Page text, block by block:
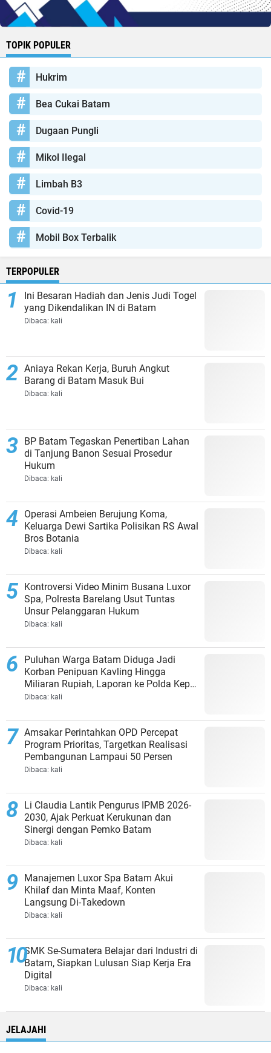
TOPIK POPULER
Hukrim
Bea Cukai Batam
Dugaan Pungli
Mikol Ilegal
Limbah B3
Covid-19
Mobil Box Terbalik
TERPOPULER
Ini Besaran Hadiah dan Jenis Judi Togel
yang Dikendalikan IN di Batam
Dibaca: kali
Aniaya Rekan Kerja, Buruh Angkut
Barang di Batam Masuk Bui
Dibaca: kali
BP Batam Tegaskan Penertiban Lahan
di Tanjung Banon Sesuai Prosedur
Hukum
Dibaca: kali
Operasi Ambeien Berujung Koma,
Keluarga Dewi Sartika Polisikan RS Awal
Bros Botania
Dibaca: kali
Kontroversi Video Minim Busana Luxor
Spa, Polresta Barelang Usut Tuntas
Unsur Pelanggaran Hukum
Dibaca: kali
Puluhan Warga Batam Diduga Jadi
Korban Penipuan Kavling Hingga
Miliaran Rupiah, Laporan ke Polda Kepri
Jalan di Tempat?
Dibaca: kali
Amsakar Perintahkan OPD Percepat
Program Prioritas, Targetkan Realisasi
Pembangunan Lampaui 50 Persen
Dibaca: kali
Li Claudia Lantik Pengurus IPMB 2026-
2030, Ajak Perkuat Kerukunan dan
Sinergi dengan Pemko Batam
Dibaca: kali
Manajemen Luxor Spa Batam Akui
Khilaf dan Minta Maaf, Konten
Langsung Di-Takedown
Dibaca: kali
SMK Se-Sumatera Belajar dari Industri di
Batam, Siapkan Lulusan Siap Kerja Era
Digital
Dibaca: kali
JELAJAHI